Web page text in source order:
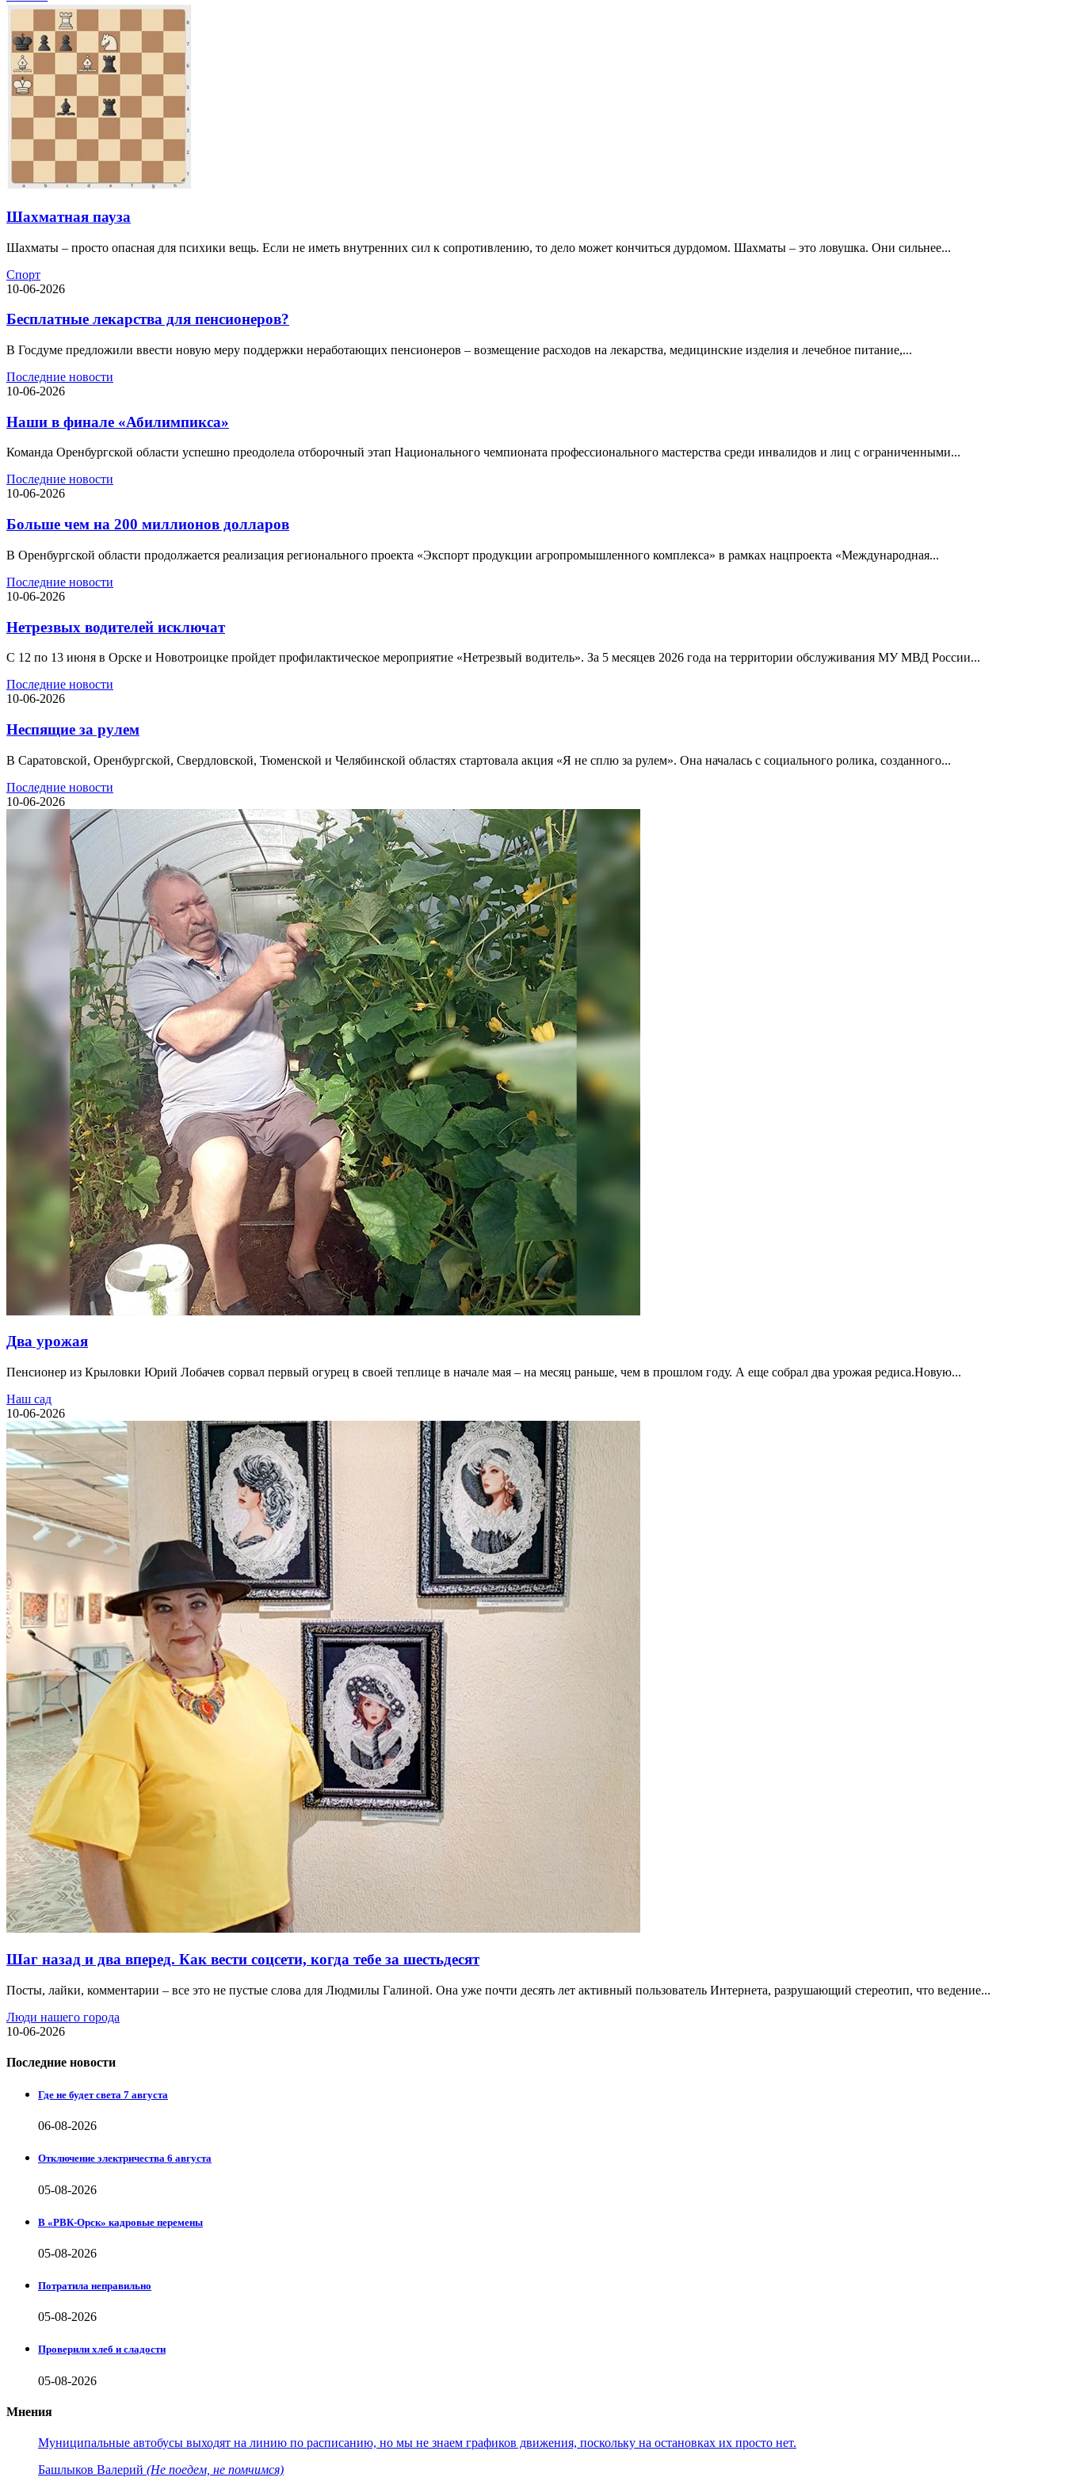
Шахматная пауза
Шахматы – просто опасная для психики вещь. Если не иметь внутренних сил к сопротивлению, то дело может кончиться дурдомом. Шахматы – это ловушка. Они сильнее...
Спорт
10-06-2026
Бесплатные лекарства для пенсионеров?
В Госдуме предложили ввести новую меру поддержки неработающих пенсионеров – возмещение расходов на лекарства, медицинские изделия и лечебное питание,...
Последние новости
10-06-2026
Наши в финале «Абилимпикса»
Команда Оренбургской области успешно преодолела отборочный этап Национального чемпионата профессионального мастерства среди инвалидов и лиц с ограниченными...
Последние новости
10-06-2026
Больше чем на 200 миллионов долларов
В Оренбургской области продолжается реализация регионального проекта «Экспорт продукции агропромышленного комплекса» в рамках нацпроекта «Международная...
Последние новости
10-06-2026
Нетрезвых водителей исключат
С 12 по 13 июня в Орске и Новотроицке пройдет профилактическое мероприятие «Нетрезвый водитель». За 5 месяцев 2026 года на территории обслуживания МУ МВД России...
Последние новости
10-06-2026
Неспящие за рулем
В Саратовской, Оренбургской, Свердловской, Тюменской и Челябинской областях стартовала акция «Я не сплю за рулем». Она началась с социального ролика, созданного...
Последние новости
10-06-2026
Два урожая
Пенсионер из Крыловки Юрий Лобачев сорвал первый огурец в своей теплице в начале мая – на месяц раньше, чем в прошлом году. А еще собрал два урожая редиса.Новую...
Наш сад
10-06-2026
Шаг назад и два вперед. Как вести соцсети, когда тебе за шестьдесят
Посты, лайки, комментарии – все это не пустые слова для Людмилы Галиной. Она уже почти десять лет активный пользователь Интернета, разрушающий стереотип, что ведение...
Люди нашего города
10-06-2026
Последние новости
Где не будет света 7 августа
06-08-2026
Отключение электричества 6 августа
05-08-2026
В «РВК-Орск» кадровые перемены
05-08-2026
Потратила неправильно
05-08-2026
Проверили хлеб и сладости
05-08-2026
Мнения
Муниципальные автобусы выходят на линию по расписанию, но мы не знаем графиков движения, поскольку на остановках их просто нет.
Башлыков Валерий (Не поедем, не помчимся)